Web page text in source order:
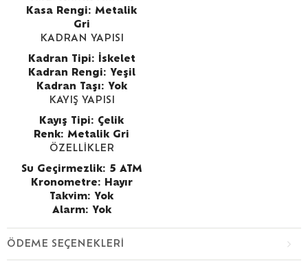
Kasa Rengi: Metalik
Gri
KADRAN YAPISI
Kadran Tipi: İskelet
Kadran Rengi: Yeşil
Kadran Taşı: Yok
KAYIŞ YAPISI
Kayış Tipi: Çelik
Renk: Metalik Gri
ÖZELLİKLER
Su Geçirmezlik: 5 ATM
Kronometre: Hayır
Takvim: Yok
Alarm: Yok
ÖDEME SEÇENEKLERI